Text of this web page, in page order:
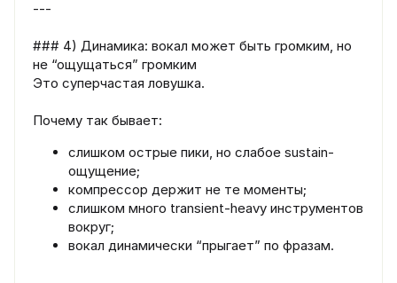
---
### 4) Динамика: вокал может быть громким, но
не “ощущаться” громким
Это суперчастая ловушка.
Почему так бывает:
слишком острые пики, но слабое sustain-
ощущение;
компрессор держит не те моменты;
слишком много transient-heavy инструментов
вокруг;
вокал динамически “прыгает” по фразам.